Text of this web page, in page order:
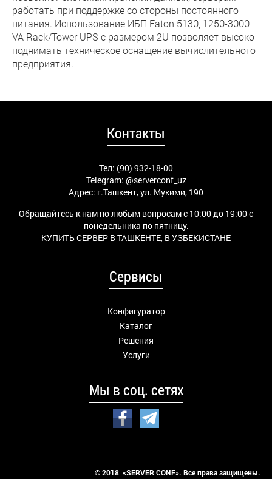
работать при поддержке со стороны постоянного
питания. Использование ИБП Eaton 5130, 1250-3000
VA Rack/Tower UPS с размером 2U позволяет высоко
поднимать техническое оснащение вычислительного
предприятия.
Контакты
Тел: (90) 932-18-00
Telegram: @serverconf_uz
Адрес: г.Ташкент, ул. Мукими, 190
Обращайтесь к нам по любым вопросам с 10:00 до 19:00 с
понедельника по пятницу.
КУПИТЬ СЕРВЕР В ТАШКЕНТЕ, В УЗБЕКИСТАНЕ
Сервисы
Конфигуратор
Каталог
Решения
Услуги
Мы в соц. сетях
© 2018 «SERVER CONF». Все права защищены.